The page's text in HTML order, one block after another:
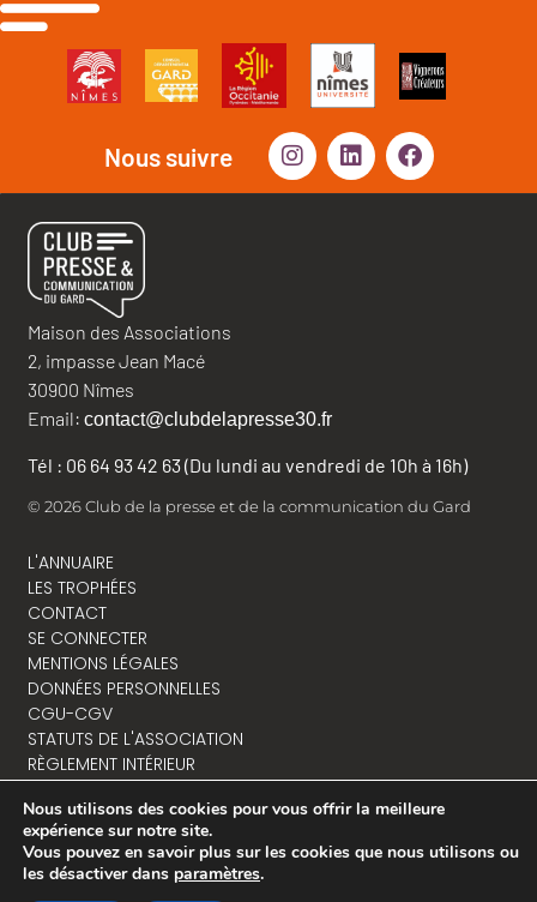
Nous suivre
Maison des Associations
2, impasse Jean Macé
30900 Nîmes
Email: contact@clubdelapresse30.fr
Tél : 06 64 93 42 63 (Du lundi au vendredi de 10h à 16h)
© 2026 Club de la presse et de la communication du Gard
L'ANNUAIRE
LES TROPHÉES
CONTACT
SE CONNECTER
MENTIONS LÉGALES
DONNÉES PERSONNELLES
CGU-CGV
STATUTS DE L'ASSOCIATION
RÈGLEMENT INTÉRIEUR
NOUS CONTACTER
Nous utilisons des cookies pour vous offrir la meilleure
expérience sur notre site.
Vous pouvez en savoir plus sur les cookies que nous utilisons ou
les désactiver dans paramètres.